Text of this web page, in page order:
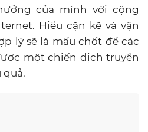
của mình với cộng
Hiểu cặn kẽ và vận
lý sẽ là mấu chốt để các
một chiến dịch truyền